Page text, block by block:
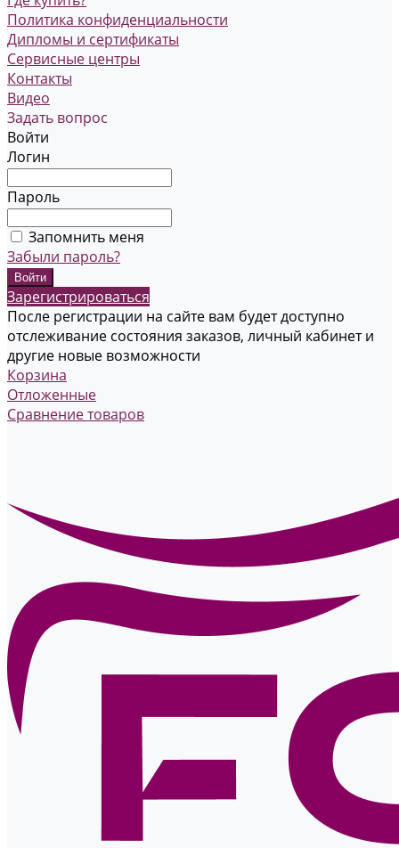
Политика конфиденциальности
Дипломы и сертификаты
Сервисные центры
Контакты
Видео
Задать вопрос
Войти
Логин
Пароль
Запомнить меня
Забыли пароль?
Зарегистрироваться
После регистрации на сайте вам будет доступно
отслеживание состояния заказов, личный кабинет и
другие новые возможности
Корзина
Отложенные
Сравнение товаров